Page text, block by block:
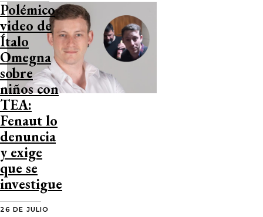
Polémico
video de
Ítalo
Omegna
sobre
niños con
TEA:
Fenaut lo
denuncia
y exige
que se
investigue
26 DE JULIO